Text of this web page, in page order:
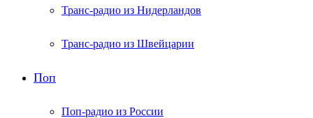
Транс-радио из Нидерландов
Транс-радио из Швейцарии
Поп
Поп-радио из России